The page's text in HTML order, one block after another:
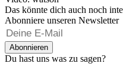
Das könnte dich auch noch
Abonniere unseren Newsletter
Abonnieren
Du hast uns was zu sagen?